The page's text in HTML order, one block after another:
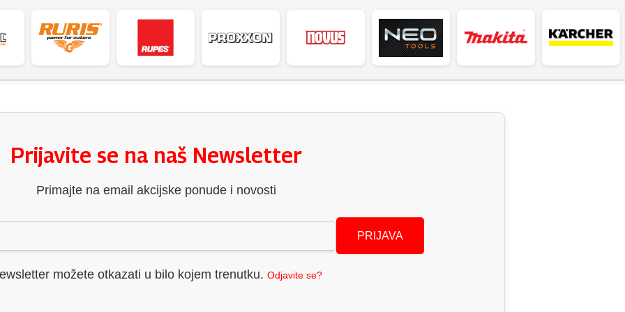
Prijavite se na naš Newsletter
Primajte na email akcijske ponude i novosti
PRIJAVA
možete otkazati u bilo kojem trenutku. Odjavite se?